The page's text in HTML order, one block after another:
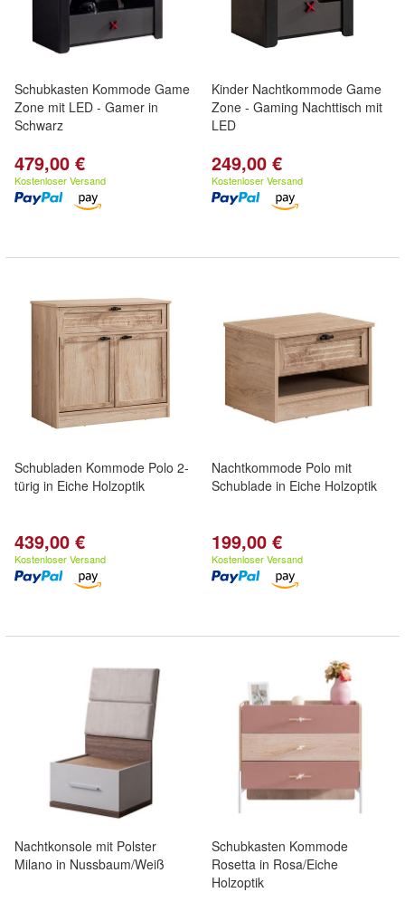
Schubkasten Kommode Game
Zone mit LED - Gamer in
Schwarz
479,00 €
Kostenloser Versand
Kinder Nachtkommode Game
Zone - Gaming Nachttisch mit
LED
249,00 €
Kostenloser Versand
Schubladen Kommode Polo 2-
türig in Eiche Holzoptik
439,00 €
Kostenloser Versand
Nachtkommode Polo mit
Schublade in Eiche Holzoptik
199,00 €
Kostenloser Versand
Nachtkonsole mit Polster
Milano in Nussbaum/Weiß
Schubkasten Kommode
Rosetta in Rosa/Eiche
Holzoptik